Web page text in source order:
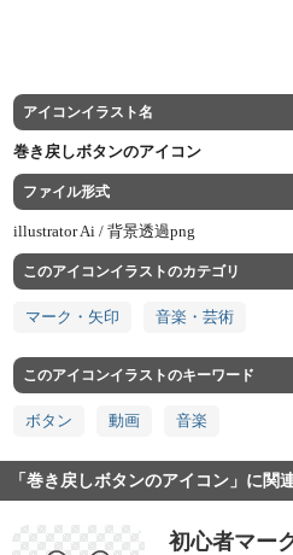
アイコンイラスト名
巻き戻しボタンのアイコン
ファイル形式
illustrator Ai /背景透過png
このアイコンイラストのカテゴリ
マーク・矢印 音楽・芸術
このアイコンイラストのキーワード
ボタン 動画 音楽
「巻き戻しボタンのアイコン」に関
初心者マー